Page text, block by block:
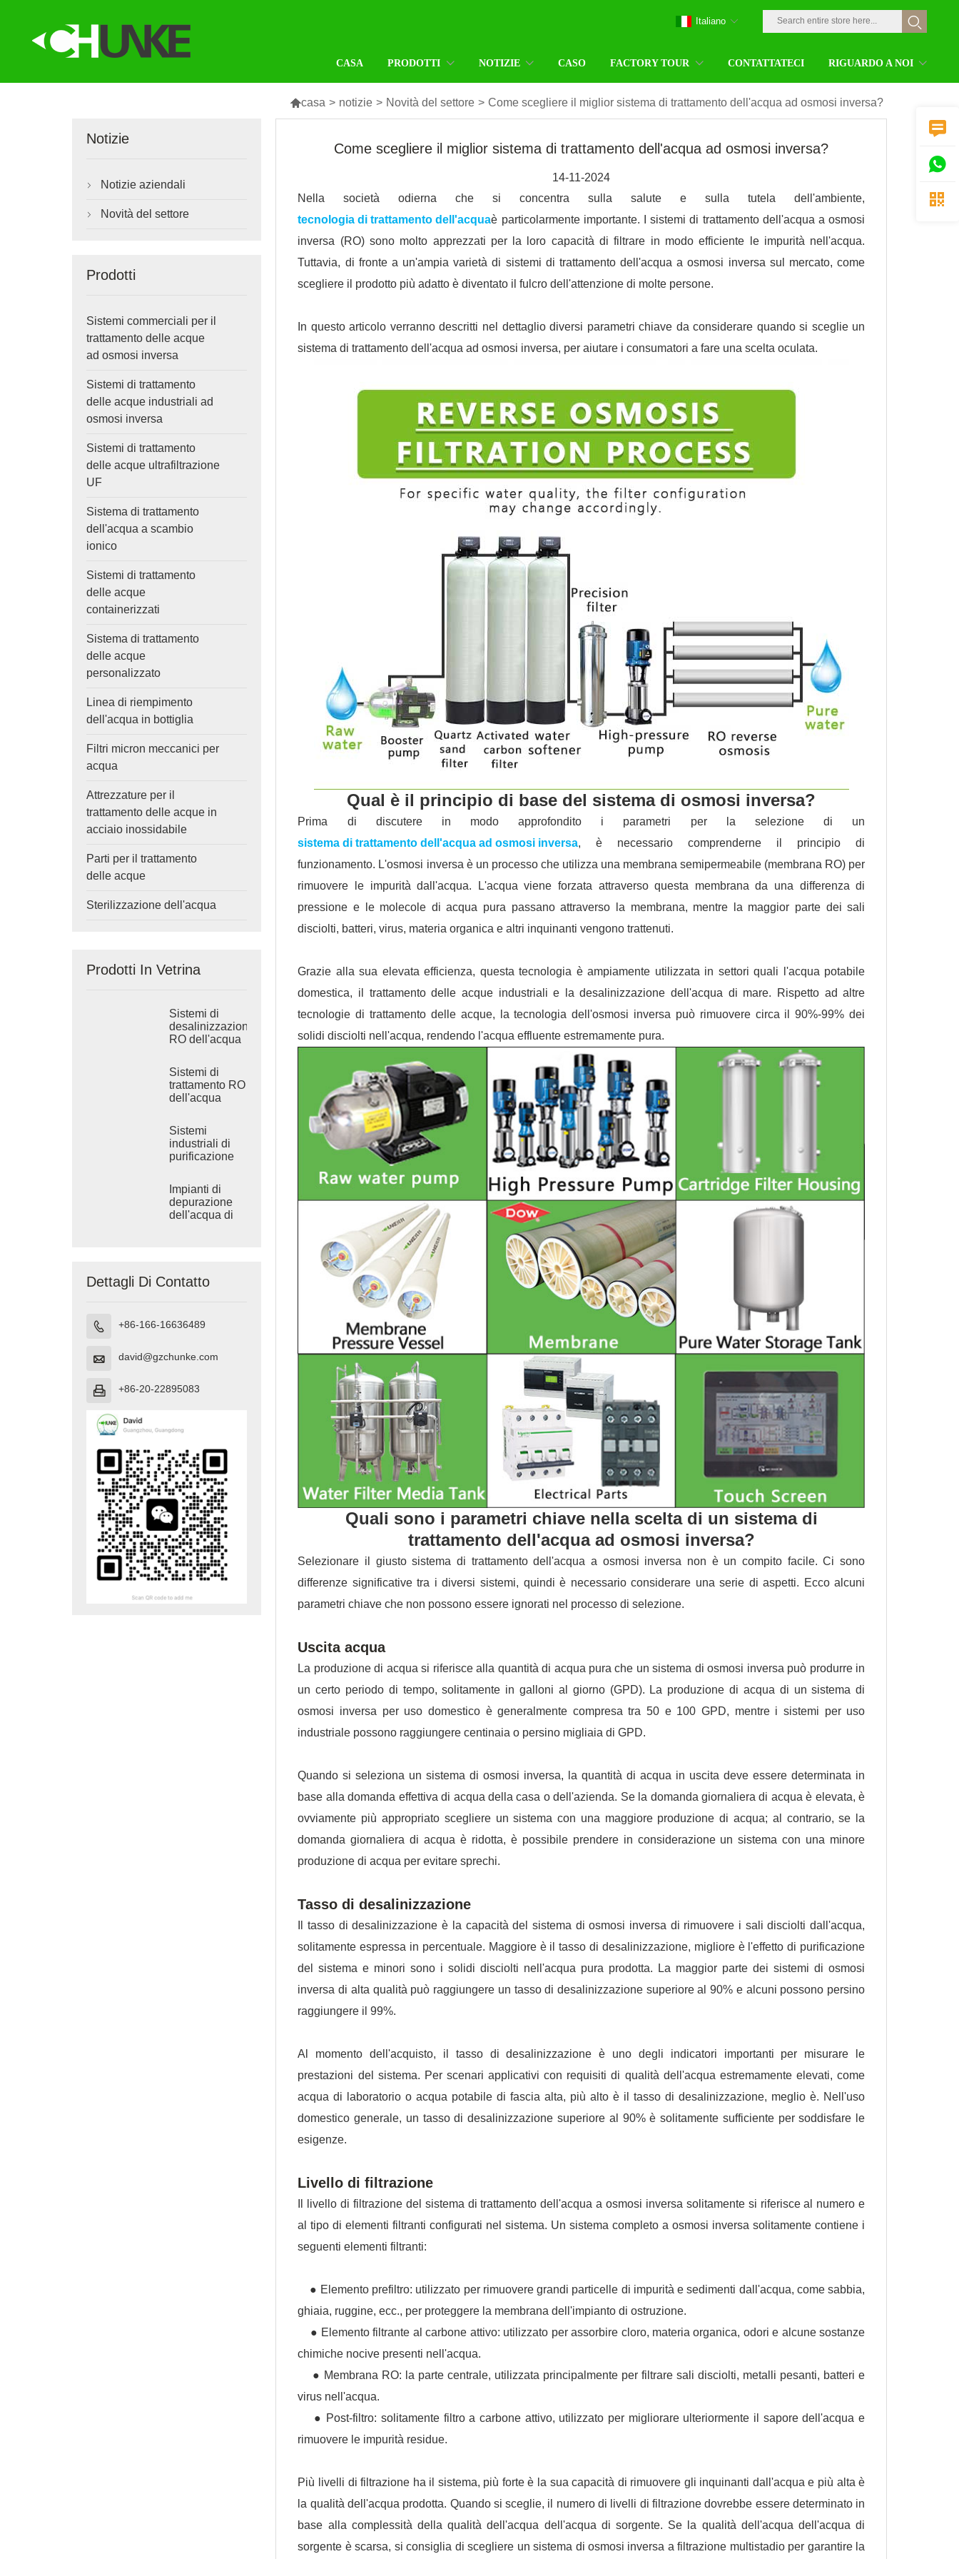
CASA PRODOTTI NOTIZIE CASO FACTORY TOUR CONTATTATECI RIGUARDO A NOI
Italiano
casa > notizie > Novità del settore > Come scegliere il miglior sistema di trattamento dell'acqua ad osmosi inversa?
Notizie
 Notizie aziendali
 Novità del settore
Prodotti
Sistemi commerciali per il
trattamento delle acque
ad osmosi inversa
Sistemi di trattamento
delle acque industriali ad
osmosi inversa
Sistemi di trattamento
delle acque ultrafiltrazione
UF
Sistema di trattamento
dell'acqua a scambio
ionico
Sistemi di trattamento
delle acque
containerizzati
Sistema di trattamento
delle acque
personalizzato
Linea di riempimento
dell'acqua in bottiglia
Filtri micron meccanici per
acqua
Attrezzature per il
trattamento delle acque in
acciaio inossidabile
Parti per il trattamento
delle acque
Sterilizzazione dell'acqua
Prodotti In Vetrina
Sistemi di
desalinizzazione
RO dell'acqua
industriale
Sistemi di
trattamento RO
dell'acqua
industriale
Sistemi
industriali di
purificazione
osmosi inversa
Impianti di
depurazione
dell'acqua di
Dettagli Di Contatto
 +86-166-16636489
 david@gzchunke.com
 +86-20-22895083
Come scegliere il miglior sistema di trattamento dell'acqua ad osmosi inversa?
14-11-2024
Nella società odierna che si concentra sulla salute e sulla tutela dell'ambiente,
tecnologia di trattamento dell'acquaè particolarmente importante. I sistemi di trattamento dell'acqua a osmosi
inversa (RO) sono molto apprezzati per la loro capacità di filtrare in modo efficiente le impurità nell'acqua.
Tuttavia, di fronte a un'ampia varietà di sistemi di trattamento dell'acqua a osmosi inversa sul mercato, come
scegliere il prodotto più adatto è diventato il fulcro dell'attenzione di molte persone.
In questo articolo verranno descritti nel dettaglio diversi parametri chiave da considerare quando si sceglie un
sistema di trattamento dell'acqua ad osmosi inversa, per aiutare i consumatori a fare una scelta oculata.
Qual è il principio di base del sistema di osmosi inversa?
Prima di discutere in modo approfondito i parametri per la selezione di un
sistema di trattamento dell'acqua ad osmosi inversa, è necessario comprenderne il principio di
funzionamento. L'osmosi inversa è un processo che utilizza una membrana semipermeabile (membrana RO) per
rimuovere le impurità dall'acqua. L'acqua viene forzata attraverso questa membrana da una differenza di
pressione e le molecole di acqua pura passano attraverso la membrana, mentre la maggior parte dei sali
disciolti, batteri, virus, materia organica e altri inquinanti vengono trattenuti.
Grazie alla sua elevata efficienza, questa tecnologia è ampiamente utilizzata in settori quali l'acqua potabile
domestica, il trattamento delle acque industriali e la desalinizzazione dell'acqua di mare. Rispetto ad altre
tecnologie di trattamento delle acque, la tecnologia dell'osmosi inversa può rimuovere circa il 90%-99% dei
solidi disciolti nell'acqua, rendendo l'acqua effluente estremamente pura.
Quali sono i parametri chiave nella scelta di un sistema di
trattamento dell'acqua ad osmosi inversa?
Selezionare il giusto sistema di trattamento dell'acqua a osmosi inversa non è un compito facile. Ci sono
differenze significative tra i diversi sistemi, quindi è necessario considerare una serie di aspetti. Ecco alcuni
parametri chiave che non possono essere ignorati nel processo di selezione.
Uscita acqua
La produzione di acqua si riferisce alla quantità di acqua pura che un sistema di osmosi inversa può produrre in
un certo periodo di tempo, solitamente in galloni al giorno (GPD). La produzione di acqua di un sistema di
osmosi inversa per uso domestico è generalmente compresa tra 50 e 100 GPD, mentre i sistemi per uso
industriale possono raggiungere centinaia o persino migliaia di GPD.
Quando si seleziona un sistema di osmosi inversa, la quantità di acqua in uscita deve essere determinata in
base alla domanda effettiva di acqua della casa o dell'azienda. Se la domanda giornaliera di acqua è elevata, è
ovviamente più appropriato scegliere un sistema con una maggiore produzione di acqua; al contrario, se la
domanda giornaliera di acqua è ridotta, è possibile prendere in considerazione un sistema con una minore
produzione di acqua per evitare sprechi.
Tasso di desalinizzazione
Il tasso di desalinizzazione è la capacità del sistema di osmosi inversa di rimuovere i sali disciolti dall'acqua,
solitamente espressa in percentuale. Maggiore è il tasso di desalinizzazione, migliore è l'effetto di purificazione
del sistema e minori sono i solidi disciolti nell'acqua pura prodotta. La maggior parte dei sistemi di osmosi
inversa di alta qualità può raggiungere un tasso di desalinizzazione superiore al 90% e alcuni possono persino
raggiungere il 99%.
Al momento dell'acquisto, il tasso di desalinizzazione è uno degli indicatori importanti per misurare le
prestazioni del sistema. Per scenari applicativi con requisiti di qualità dell'acqua estremamente elevati, come
acqua di laboratorio o acqua potabile di fascia alta, più alto è il tasso di desalinizzazione, meglio è. Nell'uso
domestico generale, un tasso di desalinizzazione superiore al 90% è solitamente sufficiente per soddisfare le
esigenze.
Livello di filtrazione
Il livello di filtrazione del sistema di trattamento dell'acqua a osmosi inversa solitamente si riferisce al numero e
al tipo di elementi filtranti configurati nel sistema. Un sistema completo a osmosi inversa solitamente contiene i
seguenti elementi filtranti:
● Elemento prefiltro: utilizzato per rimuovere grandi particelle di impurità e sedimenti dall'acqua, come sabbia,
ghiaia, ruggine, ecc., per proteggere la membrana dell'impianto di ostruzione.
● Elemento filtrante al carbone attivo: utilizzato per assorbire cloro, materia organica, odori e alcune sostanze
chimiche nocive presenti nell'acqua.
● Membrana RO: la parte centrale, utilizzata principalmente per filtrare sali disciolti, metalli pesanti, batteri e
virus nell'acqua.
● Post-filtro: solitamente filtro a carbone attivo, utilizzato per migliorare ulteriormente il sapore dell'acqua e
rimuovere le impurità residue.
Più livelli di filtrazione ha il sistema, più forte è la sua capacità di rimuovere gli inquinanti dall'acqua e più alta è
la qualità dell'acqua prodotta. Quando si sceglie, il numero di livelli di filtrazione dovrebbe essere determinato in
base alla complessità della qualità dell'acqua dell'acqua di sorgente. Se la qualità dell'acqua dell'acqua di
sorgente è scarsa, si consiglia di scegliere un sistema di osmosi inversa a filtrazione multistadio per garantire la


